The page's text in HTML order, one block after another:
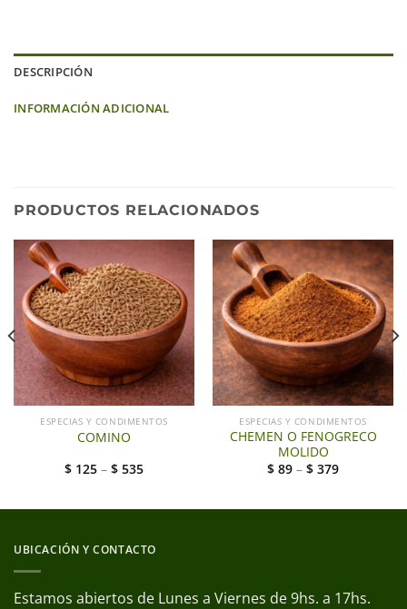
DESCRIPCIÓN
INFORMACIÓN ADICIONAL
PRODUCTOS RELACIONADOS
ESPECIAS Y CONDIMENTOS
COMINO
$ 125 – $ 535
ESPECIAS Y CONDIMENTOS
CHEMEN O FENOGRECO
MOLIDO
$ 89 – $ 379
UBICACIÓN Y CONTACTO
Estamos abiertos de Lunes a Viernes de 9hs. a 17hs.